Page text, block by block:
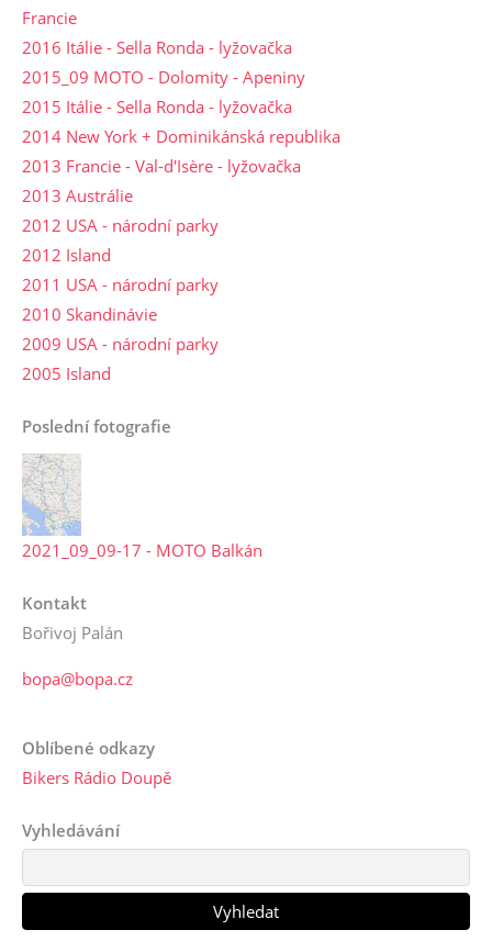
Francie
2016 Itálie - Sella Ronda - lyžovačka
2015_09 MOTO - Dolomity - Apeniny
2015 Itálie - Sella Ronda - lyžovačka
2014 New York + Dominikánská republika
2013 Francie - Val-d'Isère - lyžovačka
2013 Austrálie
2012 USA - národní parky
2012 Island
2011 USA - národní parky
2010 Skandinávie
2009 USA - národní parky
2005 Island
Poslední fotografie
2021_09_09-17 - MOTO Balkán
Kontakt
Bořivoj Palán
bopa@bopa.cz
Oblíbené odkazy
Bikers Rádio Doupě
Vyhledávání